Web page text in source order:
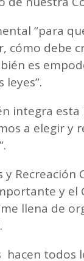
“para
cómo debe
es
integra
a elegir y
Recreación
y el
llena de
hacen todos